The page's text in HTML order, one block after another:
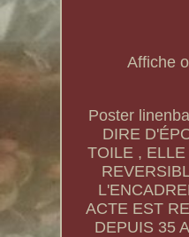
Affiche
Poster
DIRE
TOILE ,
ACTE EST
DEPUIS 35